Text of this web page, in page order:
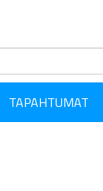
TAPAHTUMAT